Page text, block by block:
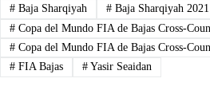
#Baja Sharqiyah #Baja Sharqiyah 2021
#Copa del Mundo FIA de Bajas Cross-
#Copa del Mundo FIA de Bajas Cross-
#FIA Bajas #Yasir Seaidan